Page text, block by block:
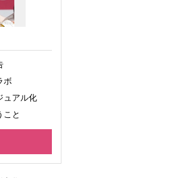
ボ
ュアル化
こと